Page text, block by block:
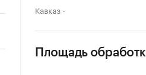
Кавказ
Площадь